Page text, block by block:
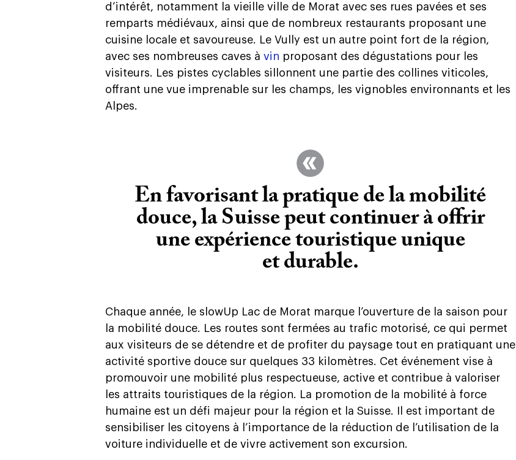
d’intérêt, notamment la vieille ville de Morat avec ses rues pavées et ses
remparts médiévaux, ainsi que de nombreux restaurants proposant une
cuisine locale et savoureuse. Le Vully est un autre point fort de la région,
avec ses nombreuses caves à vin proposant des dégustations pour les
visiteurs. Les pistes cyclables sillonnent une partie des collines viticoles,
offrant une vue imprenable sur les champs, les vignobles environnants et les
Alpes.
En favorisant la pratique de la mobilité
douce, la Suisse peut continuer à offrir
une expérience touristique unique
et durable.
Chaque année, le slowUp Lac de Morat marque l’ouverture de la saison pour
la mobilité douce. Les routes sont fermées au trafic motorisé, ce qui permet
aux visiteurs de se détendre et de profiter du paysage tout en pratiquant une
activité sportive douce sur quelques 33 kilomètres. Cet événement vise à
promouvoir une mobilité plus respectueuse, active et contribue à valoriser
les attraits touristiques de la région. La promotion de la mobilité à force
humaine est un défi majeur pour la région et la Suisse. Il est important de
sensibiliser les citoyens à l’importance de la réduction de l’utilisation de la
voiture individuelle et de vivre activement son excursion.